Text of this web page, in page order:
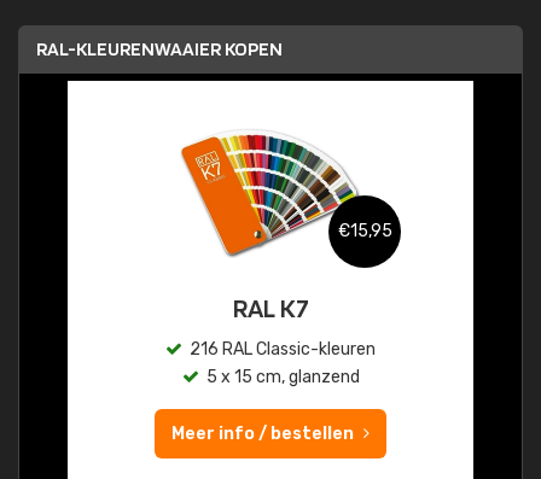
RAL-KLEURENWAAIER KOPEN
€15,95
RAL K7
216 RAL Classic-kleuren
5 x 15 cm, glanzend
Meer info / bestellen